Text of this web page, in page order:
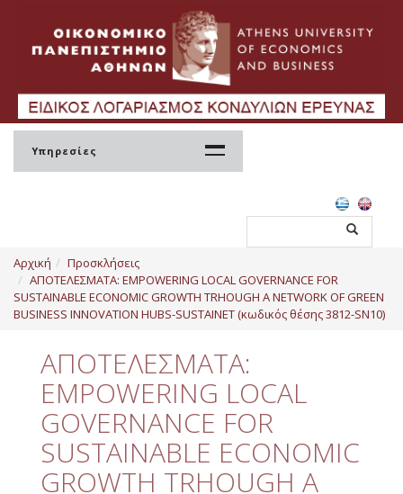
Υπηρεσίες
ΕΛΚΕ
Σύσταση
Ανθρώπινο Δυναμικό
Διαχείριση Ποιότητας
Επιτροπή Ηθικής και
Δεοντολογίας της Έρευνας
Χρήσιμοι Σύνδεσμοι
Αρχική
Προσκλήσεις
ΑΠΟΤΕΛΕΣΜΑΤΑ: EMPOWERING LOCAL GOVERNANCE FOR
SUSTAINABLE ECONOMIC GROWTH TRHOUGH A NETWORK OF GREEN
BUSINESS INNOVATION HUBS-SUSTAINET (κωδικός θέσης 3812-SN10)
ΑΠΟΤΕΛΕΣΜΑΤΑ:
EMPOWERING LOCAL
GOVERNANCE FOR
SUSTAINABLE ECONOMIC
GROWTH TRHOUGH A